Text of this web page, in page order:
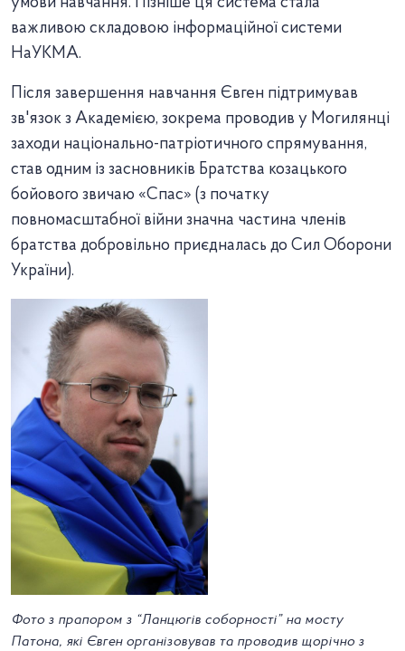
умови навчання. Пізніше ця система стала
важливою складовою інформаційної системи
НаУКМА.
Після завершення навчання Євген підтримував
зв'язок з Академією, зокрема проводив у Могилянці
заходи національно-патріотичного спрямування,
став одним із засновників Братства козацького
бойового звичаю «Спас» (з початку
повномасштабної війни значна частина членів
братства добровільно приєдналась до Сил Оборони
України).
Фото з прапором з “Ланцюгів соборності” на мосту
Патона, які Євген організовував та проводив щорічно з